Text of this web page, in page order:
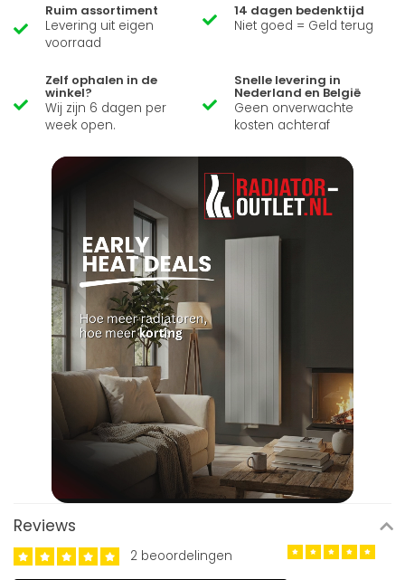
Ruim assortiment
Levering uit eigen
voorraad
14 dagen bedenktijd
Niet goed = Geld terug
Zelf ophalen in de
winkel?
Wij zijn 6 dagen per
week open.
Snelle levering in
Nederland en België
Geen onverwachte
kosten achteraf
Reviews
2 beoordelingen